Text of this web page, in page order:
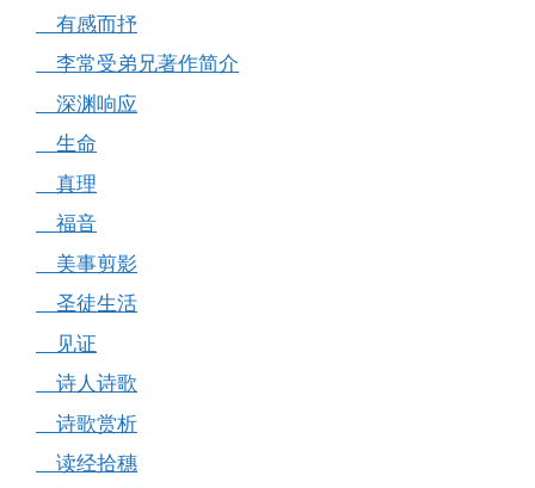
有感而抒
李常受弟兄著作简介
深渊响应
生命
真理
福音
美事剪影
圣徒生活
见证
诗人诗歌
诗歌赏析
读经拾穗